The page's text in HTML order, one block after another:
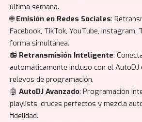
última semana.
🌐Emisión en Redes Sociales:
Facebook, TikTok, YouTube, Instagram,
forma simultánea.
📻 Retransmisión Inteligente:
automáticamente incluso con el AutoDJ
relevos de programación.
🤖 AutoDJ Avanzado: Programación
playlists, cruces perfectos y mezcla
fidelidad.